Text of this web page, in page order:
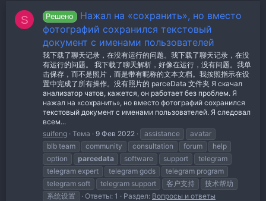
S Решено
Нажал на «сохранить», но вместо
фотографий сохранился текстовый
документ с именами пользователей
我下载了聊天记录，在没有运行的问题。我下载了聊天记录，在没
有运行的问题。 我下载了聊天解析，好像在运行，没有问题。我单
击保存，而不是照片，而是带有昵称的文本文档。我按照指示在设
置中完成了所有操作。没有照片的 parceData 文件夹 Я скачал
анализатор чатов, кажется, он работает без проблем. Я
нажал на «сохранить», но вместо фотографий сохранился
текстовый документ с именами пользователей. Я следовал
всем...
suifeng Тема 9 Фев 2022 assistance
avatar
blb team
community consultation forum
help
option
parcedata software support
telegram
telegram expert
telegram gods
telegram program
telegram soft
telegram support 客户支持
技术帮助
系统设置
Ответы: 1 Раздел: Вопросы и ответы